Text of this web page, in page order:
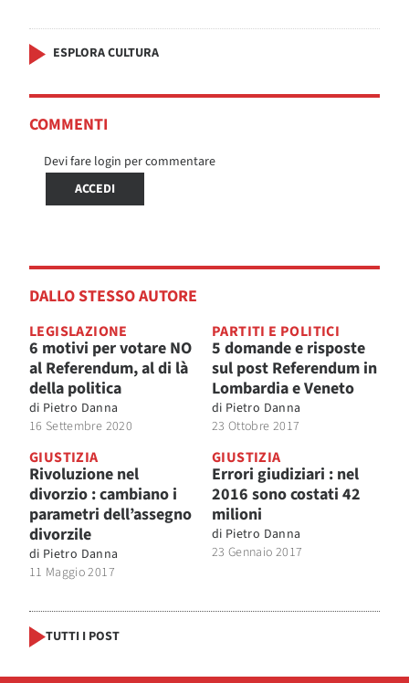
ESPLORA CULTURA
COMMENTI
Devi fare login per commentare
ACCEDI
DALLO STESSO AUTORE
LEGISLAZIONE
6 motivi per votare NO
al Referendum, al di là
della politica
di Pietro Danna
16 Settembre 2020
PARTITI E POLITICI
5 domande e risposte
sul post Referendum in
Lombardia e Veneto
di Pietro Danna
23 Ottobre 2017
GIUSTIZIA
Rivoluzione nel
divorzio : cambiano i
parametri dell’assegno
divorzile
di Pietro Danna
11 Maggio 2017
GIUSTIZIA
Errori giudiziari : nel
2016 sono costati 42
milioni
di Pietro Danna
23 Gennaio 2017
TUTTI I POST